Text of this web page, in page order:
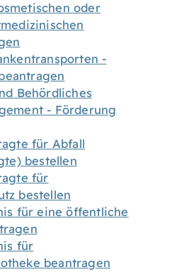
oder
-
Behördliches
- Förderung
für Abfall
bestellen
für
bestellen
für eine öffentliche
für
beantragen